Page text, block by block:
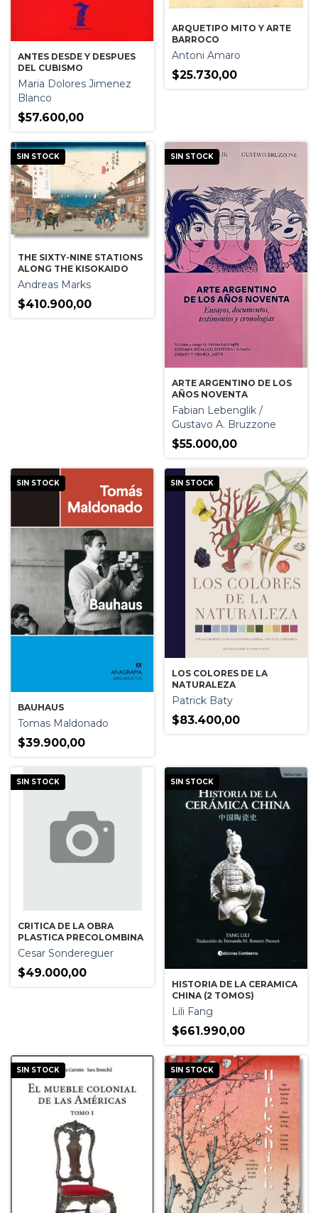
ANTES DESDE Y DESPUES
DEL CUBISMO
Maria Dolores Jimenez
Blanco
$57.600,00
ARQUETIPO MITO Y ARTE
BARROCO
Antoni Amaro
$25.730,00
SIN STOCK
THE SIXTY-NINE STATIONS
ALONG THE KISOKAIDO
Andreas Marks
$410.900,00
SIN STOCK
ARTE ARGENTINO DE LOS
AÑOS NOVENTA
Fabian Lebenglik /
Gustavo A. Bruzzone
$55.000,00
SIN STOCK
BAUHAUS
Tomas Maldonado
$39.900,00
SIN STOCK
LOS COLORES DE LA
NATURALEZA
Patrick Baty
$83.400,00
SIN STOCK
CRITICA DE LA OBRA
PLASTICA PRECOLOMBINA
Cesar Sondereguer
$49.000,00
SIN STOCK
HISTORIA DE LA CERAMICA
CHINA (2 TOMOS)
Lili Fang
$661.990,00
SIN STOCK SIN STOCK